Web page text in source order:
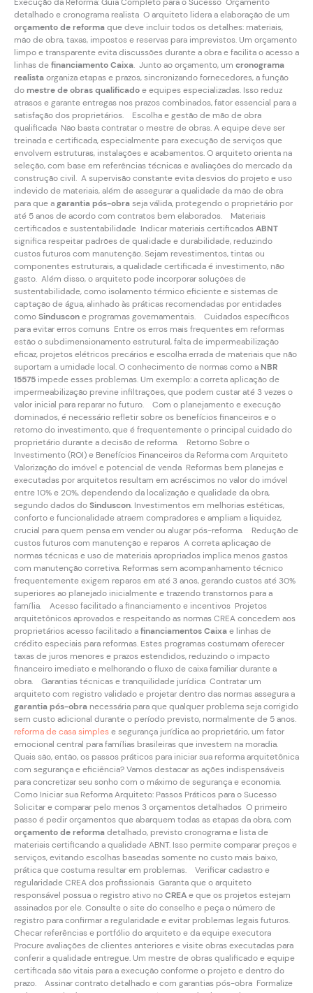
detalhado e cronograma realista O arquiteto lidera a elaboração de um
orçamento de reformaque deve incluir todos os detalhes: materiais,
mão de obra, taxas, impostos e reservas para imprevistos. Um orçamento
limpo e transparente evita discussões durante a obra e facilita o acesso a
linhas definanciamento Caixa. Junto ao orçamento, um cronograma
realistaorganiza etapas e prazos, sincronizando fornecedores, a função
domestre de obras qualificadoe equipes especializadas. Isso reduz
atrasos e garante entregas nos prazos combinados, fator essencial para a
satisfação dos proprietários. Escolha e gestão de mão de obra
qualificada Não basta contratar o mestre de obras. A equipe deve ser
treinada e certificada, especialmente para execução de serviços que
envolvem estruturas, instalações e acabamentos. O arquiteto orienta na
seleção, com base em referências técnicas e avaliações do mercado da
construção civil. A supervisão constante evita desvios do projeto e uso
indevido de materiais, além de assegurar a qualidade da mão de obra
para que agarantia pós-obraseja válida, protegendo o proprietário por
até 5 anos de acordo com contratos bem elaborados. Materiais
certificados e sustentabilidade Indicar materiais certificadosABNT
significa respeitar padrões de qualidade e durabilidade, reduzindo
custos futuros com manutenção. Sejam revestimentos, tintas ou
componentes estruturais, a qualidade certificada é investimento, não
gasto. Além disso, o arquiteto pode incorporar soluções de
sustentabilidade, como isolamento térmico eficiente e sistemas de
captação de água, alinhado às práticas recomendadas por entidades
comoSinduscone programas governamentais. Cuidados específicos
para evitar erros comuns Entre os erros mais frequentes em reformas
estão o subdimensionamento estrutural, falta de impermeabilização
eficaz, projetos elétricos precários e escolha errada de materiais que não
suportam a umidade local. O conhecimento de normas como aNBR
15575 impede esses problemas. Um exemplo: a correta aplicação de
impermeabilização previne infiltrações, que podem custar até 3 vezes o
valor inicial para reparar no futuro. Com o planejamento e execução
dominados, é necessário refletir sobre os benefícios financeiros e o
retorno do investimento, que é frequentemente o principal cuidado do
proprietário durante a decisão de reforma. Retorno Sobre o
Investimento (ROI) e Benefícios Financeiros da Reforma com Arquiteto
Valorização do imóvel e potencial de venda Reformas bem planejas e
executadas por arquitetos resultam em acréscimos no valor do imóvel
entre 10% e 20%, dependendo da localização e qualidade da obra,
segundo dados doSinduscon. Investimentos em melhorias estéticas,
conforto e funcionalidade atraem compradores e ampliam a liquidez,
crucial para quem pensa em vender ou alugar pós-reforma. Redução de
custos futuros com manutenção e reparos A correta aplicação de
normas técnicas e uso de materiais apropriados implica menos gastos
com manutenção corretiva. Reformas sem acompanhamento técnico
frequentemente exigem reparos em até 3 anos, gerando custos até 30%
superiores ao planejado inicialmente e trazendo transtornos para a
família. Acesso facilitado a financiamento e incentivos Projetos
arquitetônicos aprovados e respeitando as normas CREA concedem aos
proprietários acesso facilitado afinanciamentos Caixae linhas de
crédito especiais para reformas. Estes programas costumam oferecer
taxas de juros menores e prazos estendidos, reduzindo o impacto
financeiro imediato e melhorando o fluxo de caixa familiar durante a
obra. Garantias técnicas e tranquilidade jurídica Contratar um
arquiteto com registro validado e projetar dentro das normas assegura a
garantia pós-obra necessária para que qualquer problema seja corrigido
sem custo adicional durante o período previsto, normalmente de 5 anos.
reforma de casa simplese segurança jurídica ao proprietário, um fator
emocional central para famílias brasileiras que investem na moradia.
Quais são, então, os passos práticos para iniciar sua reforma arquitetônica
com segurança e eficiência? Vamos destacar as ações indispensáveis
para concretizar seu sonho com o máximo de segurança e economia.
Como Iniciar sua Reforma Arquiteto: Passos Práticos para o Sucesso
Solicitar e comparar pelo menos 3 orçamentos detalhados O primeiro
passo é pedir orçamentos que abarquem todas as etapas da obra, com
orçamento de reformadetalhado, previsto cronograma e lista de
materiais certificando a qualidade ABNT. Isso permite comparar preços e
serviços, evitando escolhas baseadas somente no custo mais baixo,
prática que costuma resultar em problemas. Verificar cadastro e
regularidade CREA dos profissionais Garanta que o arquiteto
responsável possua o registro ativo noCREAe que os projetos estejam
assinados por ele. Consulte o site do conselho e peça o número de
registro para confirmar a regularidade e evitar problemas legais futuros.
Checar referências e portfólio do arquiteto e da equipe executora
Procure avaliações de clientes anteriores e visite obras executadas para
conferir a qualidade entregue. Um mestre de obras qualificado e equipe
certificada são vitais para a execução conforme o projeto e dentro do
prazo. Assinar contrato detalhado e com garantias pós-obra Formalize